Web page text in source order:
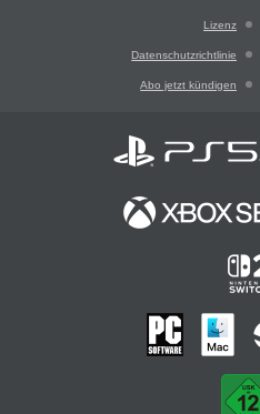
Lizenz
Datenschutzrichtlinie
Abo jetzt kündigen